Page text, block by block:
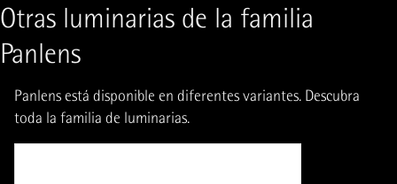
Otras luminarias de la familia
Panlens
Panlens está disponible en diferentes variantes. Descubra
toda la familia de luminarias.